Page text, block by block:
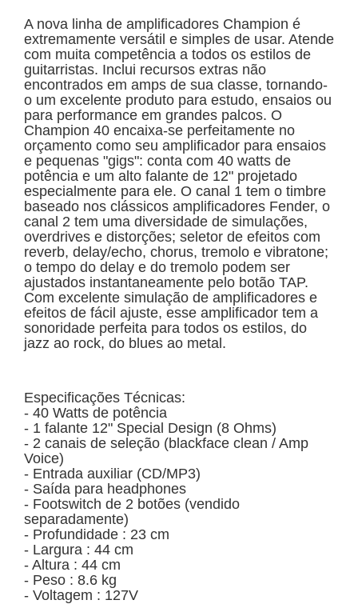
A nova linha de amplificadores Champion é
extremamente versátil e simples de usar. Atende
com muita competência a todos os estilos de
guitarristas. Inclui recursos extras não
encontrados em amps de sua classe, tornando-
o um excelente produto para estudo, ensaios ou
para performance em grandes palcos. O
Champion 40 encaixa-se perfeitamente no
orçamento como seu amplificador para ensaios
e pequenas "gigs": conta com 40 watts de
potência e um alto falante de 12" projetado
especialmente para ele. O canal 1 tem o timbre
baseado nos clássicos amplificadores Fender, o
canal 2 tem uma diversidade de simulações,
overdrives e distorções; seletor de efeitos com
reverb, delay/echo, chorus, tremolo e vibratone;
o tempo do delay e do tremolo podem ser
ajustados instantaneamente pelo botão TAP.
Com excelente simulação de amplificadores e
efeitos de fácil ajuste, esse amplificador tem a
sonoridade perfeita para todos os estilos, do
jazz ao rock, do blues ao metal.
Especificações Técnicas:
- 40 Watts de potência
- 1 falante 12" Special Design (8 Ohms)
- 2 canais de seleção (blackface clean / Amp
Voice)
- Entrada auxiliar (CD/MP3)
- Saída para headphones
- Footswitch de 2 botões (vendido
separadamente)
- Profundidade : 23 cm
- Largura : 44 cm
- Altura : 44 cm
- Peso : 8.6 kg
- Voltagem : 127V